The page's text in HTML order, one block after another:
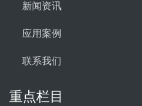
新闻资讯
应用案例
联系我们
重点栏目